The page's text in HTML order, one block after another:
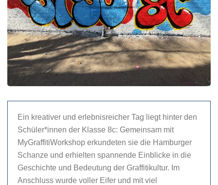
Ein kreativer und erlebnisreicher Tag liegt hinter den
Schüler*innen der Klasse 8c: Gemeinsam mit
MyGraffitiWorkshop erkundeten sie die Hamburger
Schanze und erhielten spannende Einblicke in die
Geschichte und Bedeutung der Graffitikultur. Im
Anschluss wurde voller Eifer und mit viel